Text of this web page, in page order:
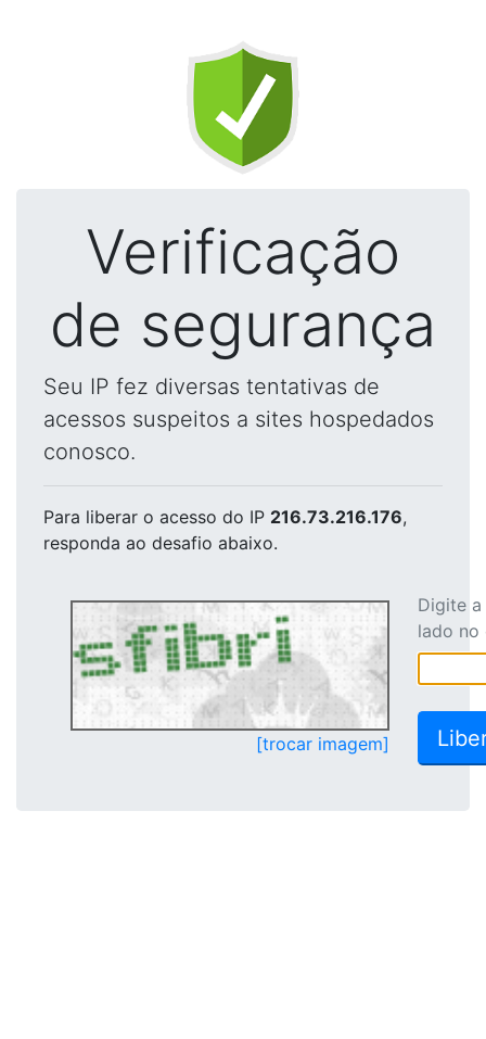
Verificação
de segurança
Seu IP fez diversas tentativas de
acessos suspeitos a sites hospedados
conosco.
Para liberar o acesso do IP 216.73.216.176,
responda ao desafio abaixo.
[trocar imagem]
Digite
lado no